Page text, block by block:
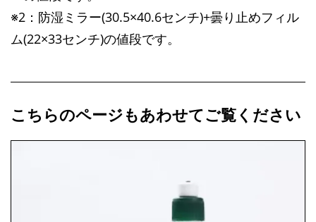
※2：防湿ミラー(30.5×40.6センチ)+曇り止めフィル
ム(22×33センチ)の値段です。
こちらのページもあわせてご覧ください